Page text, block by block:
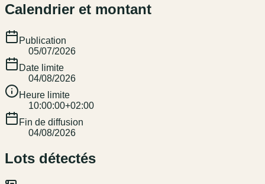
Calendrier et montant
Publication
05/07/2026
Date limite
04/08/2026
Heure limite
10:00:00+02:00
Fin de diffusion
04/08/2026
Lots détectés